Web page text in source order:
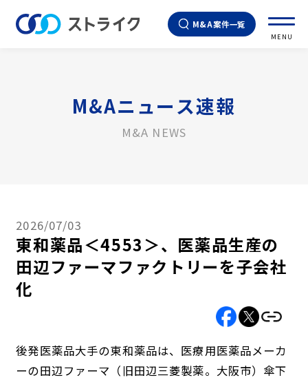
M&A案件一覧
MENU
M&Aニュース速報
M&A NEWS
2026/07/03
東和薬品＜4553＞、医薬品生産の
田辺ファーマファクトリーを子会社
化
後発医薬品大手の東和薬品は、医療用医薬品メーカ
ーの田辺ファーマ（旧田辺三菱製薬。大阪市）傘下